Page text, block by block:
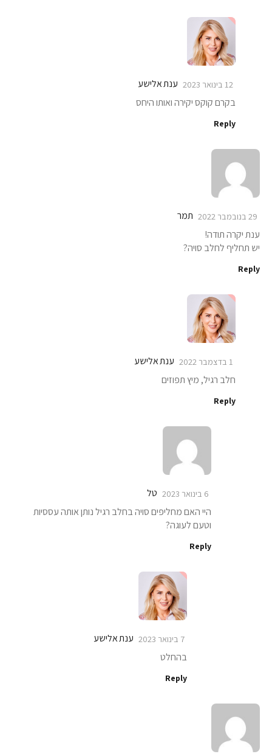
ענת אלישע 12 בינואר 2023
בקרם קוקס יקירה ואותו היחס
Reply
תמר 29 בנובמבר 2022
ענת יקרה תודה!
יש תחליף לחלב סויה?
Reply
ענת אלישע 1 בדצמבר 2022
חלב רגיל, מיץ תפוזים
Reply
טל 6 בינואר 2023
היי האם מחליפים סויה בחלב רגיל נותן אותה עססיות
וטעם לעוגה?
Reply
ענת אלישע 7 בינואר 2023
בהחלט
Reply